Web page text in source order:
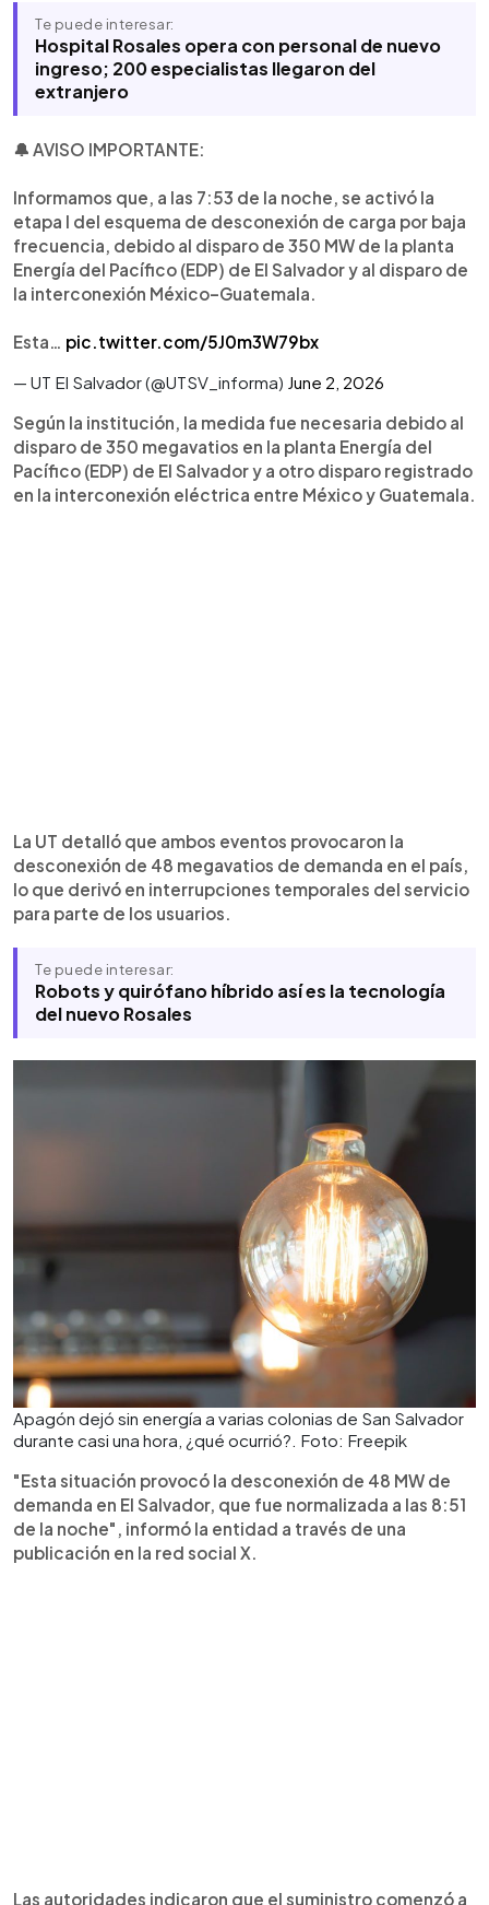
Te puede interesar:
Hospital Rosales opera con personal de nuevo
ingreso; 200 especialistas llegaron del
extranjero
🔔 AVISO IMPORTANTE:
Informamos que, a las 7:53 de la noche, se activó la
etapa I del esquema de desconexión de carga por baja
frecuencia, debido al disparo de 350 MW de la planta
Energía del Pacífico (EDP) de El Salvador y al disparo de
la interconexión México–Guatemala.
Esta… pic.twitter.com/5J0m3W79bx
— UT El Salvador (@UTSV_informa) June 2, 2026
Según la institución, la medida fue necesaria debido al
disparo de 350 megavatios en la planta Energía del
Pacífico (EDP) de El Salvador y a otro disparo registrado
en la interconexión eléctrica entre México y Guatemala.
La UT detalló que ambos eventos provocaron la
desconexión de 48 megavatios de demanda en el país,
lo que derivó en interrupciones temporales del servicio
para parte de los usuarios.
Te puede interesar:
Robots y quirófano híbrido así es la tecnología
del nuevo Rosales
Apagón dejó sin energía a varias colonias de San Salvador
durante casi una hora, ¿qué ocurrió?. Foto: Freepik
"Esta situación provocó la desconexión de 48 MW de
demanda en El Salvador, que fue normalizada a las 8:51
de la noche", informó la entidad a través de una
publicación en la red social X.
Las autoridades indicaron que el suministro comenzó a